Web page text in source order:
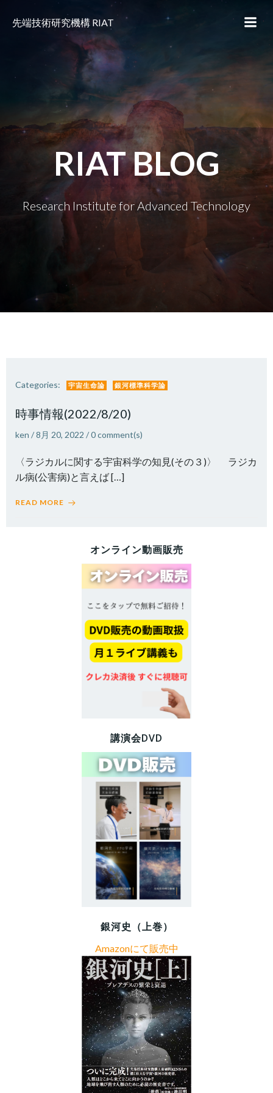
ス
キ
ッ
プ
先端技術研究機構 RIAT
RIAT BLOG
Research Institute for Advanced Technology
Categories: 宇宙生命論 銀河標準科学論
時事情報(2022/8/20)
ken /8月 20, 2022 /0comment(s)
〈ラジカルに関する宇宙科学の知見(その３)〉 ラジカ
ル病(公害病)と言えば […]
READ MORE
オンライン動画販売
講演会DVD
銀河史（上巻）
Amazonにて販売中